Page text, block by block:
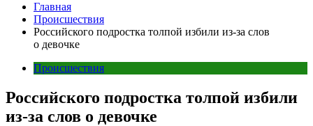
Главная
Происшествия
Российского подростка толпой избили из-за слов
о девочке
Происшествия
Российского подростка толпой избили
из-за слов о девочке